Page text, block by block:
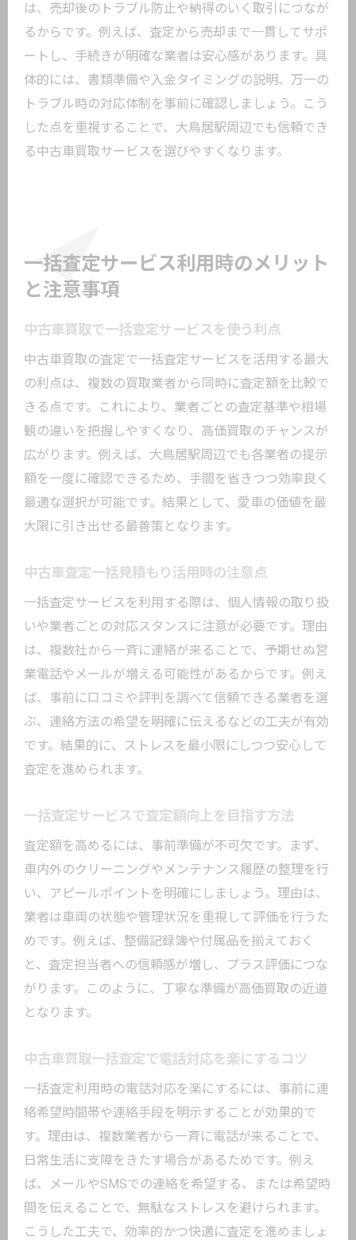
は、売却後のトラブル防止や納得のいく取引につなが
るからです。例えば、査定から売却まで一貫してサポ
ートし、手続きが明確な業者は安心感があります。具
体的には、書類準備や入金タイミングの説明、万一の
トラブル時の対応体制を事前に確認しましょう。こう
した点を重視することで、大鳥居駅周辺でも信頼でき
る中古車買取サービスを選びやすくなります。
一括査定サービス利用時のメリット
と注意事項
中古車買取で一括査定サービスを使う利点
中古車買取の査定で一括査定サービスを活用する最大
の利点は、複数の買取業者から同時に査定額を比較で
きる点です。これにより、業者ごとの査定基準や相場
観の違いを把握しやすくなり、高価買取のチャンスが
広がります。例えば、大鳥居駅周辺でも各業者の提示
額を一度に確認できるため、手間を省きつつ効率良く
最適な選択が可能です。結果として、愛車の価値を最
大限に引き出せる最善策となります。
中古車査定一括見積もり活用時の注意点
一括査定サービスを利用する際は、個人情報の取り扱
いや業者ごとの対応スタンスに注意が必要です。理由
は、複数社から一斉に連絡が来ることで、予期せぬ営
業電話やメールが増える可能性があるからです。例え
ば、事前に口コミや評判を調べて信頼できる業者を選
ぶ、連絡方法の希望を明確に伝えるなどの工夫が有効
です。結果的に、ストレスを最小限にしつつ安心して
査定を進められます。
一括査定サービスで査定額向上を目指す方法
査定額を高めるには、事前準備が不可欠です。まず、
車内外のクリーニングやメンテナンス履歴の整理を行
い、アピールポイントを明確にしましょう。理由は、
業者は車両の状態や管理状況を重視して評価を行うた
めです。例えば、整備記録簿や付属品を揃えておく
と、査定担当者への信頼感が増し、プラス評価につな
がります。このように、丁寧な準備が高価買取の近道
となります。
中古車買取一括査定で電話対応を楽にするコツ
一括査定利用時の電話対応を楽にするには、事前に連
絡希望時間帯や連絡手段を明示することが効果的で
す。理由は、複数業者から一斉に電話が来ることで、
日常生活に支障をきたす場合があるためです。例え
ば、メールやSMSでの連絡を希望する、または希望時
間を伝えることで、無駄なストレスを避けられます。
こうした工夫で、効率的かつ快適に査定を進めましょ